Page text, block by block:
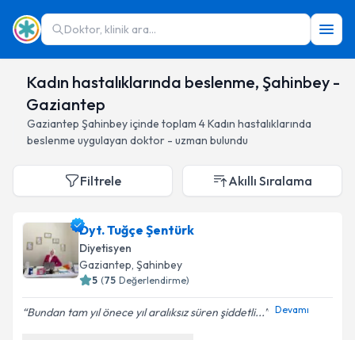
Doktor, klinik ara...
Kadın hastalıklarında beslenme, Şahinbey -
Gaziantep
Gaziantep Şahinbeyiçinde toplam 4Kadın hastalıklarında
beslenme uygulayan doktor - uzman bulundu
Filtrele Akıllı Sıralama
Dyt. Tuğçe Şentürk
Diyetisyen
Gaziantep, Şahinbey
5 (75 Değerlendirme)
Bundan tam yıl önece yıl aralıksız süren şiddetli... Devamı